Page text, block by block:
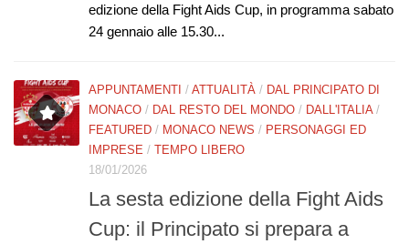
edizione della Fight Aids Cup, in programma sabato
24 gennaio alle 15.30...
APPUNTAMENTI / ATTUALITÀ / DAL PRINCIPATO DI
MONACO / DAL RESTO DEL MONDO / DALL'ITALIA /
FEATURED / MONACO NEWS / PERSONAGGI ED
IMPRESE / TEMPO LIBERO
18/01/2026
La sesta edizione della Fight Aids
Cup: il Principato si prepara a